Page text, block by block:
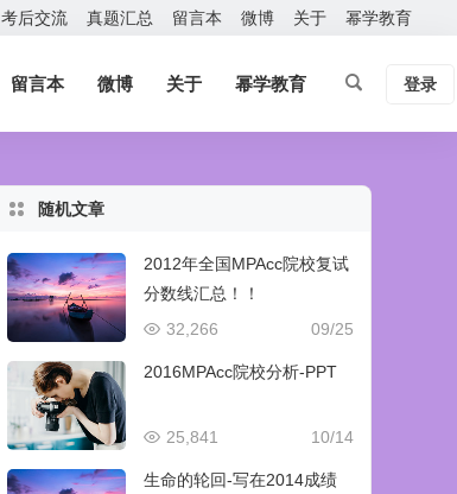
考后交流 真题汇总 留言本 微博 关于 幂学教育
留言本 微博 关于 幂学教育 登录
随机文章
2012年全国MPAcc院校复试
分数线汇总！！
09/25
32,266
2016MPAcc院校分析-PPT
10/14
25,841
生命的轮回-写在2014成绩